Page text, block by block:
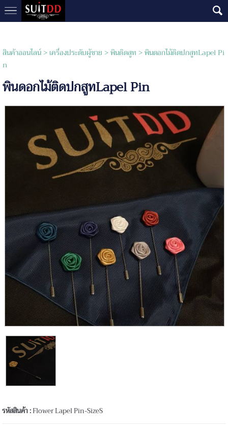
สินค้าออนไลน์>เครื่องประดับผู้ชาย >พินติดสูท > พินดอกไม้ติดปกสูทLapel Pi
n
พินดอกไม้ติดปกสูทLapel Pin
รหัสสินค้า :Flower Lapel Pin-SizeS